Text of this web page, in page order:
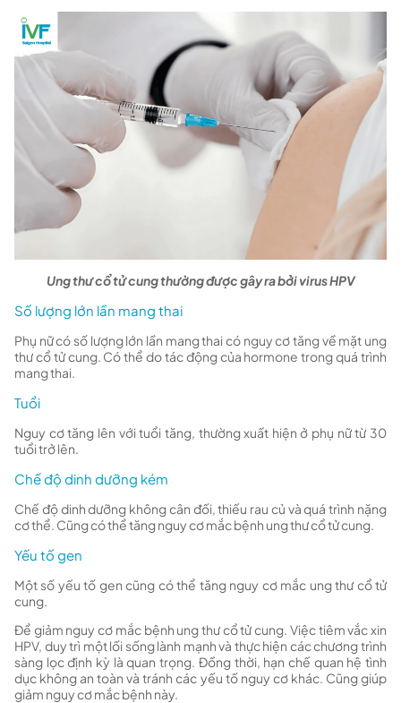
Ung thư cổ tử cung thường được gây ra bởi virus HPV
Số lượng lớn lần mang thai
Phụ nữ có số lượng lớn lần mang thai có nguy cơ tăng về mặt ung
thư cổ tử cung. Có thể do tác động của hormone trong quá trình
mang thai.
Tuổi
Nguy cơ tăng lên với tuổi tăng, thường xuất hiện ở phụ nữ từ 30
tuổi trở lên.
Chế độ dinh dưỡng kém
Chế độ dinh dưỡng không cân đối, thiếu rau củ và quá trình nặng
cơ thể. Cũng có thể tăng nguy cơ mắc bệnh ung thư cổ tử cung.
Yếu tố gen
Một số yếu tố gen cũng có thể tăng nguy cơ mắc ung thư cổ tử
cung.
Để giảm nguy cơ mắc bệnh ung thư cổ tử cung. Việc tiêm vắc xin
HPV, duy trì một lối sống lành mạnh và thực hiện các chương trình
sàng lọc định kỳ là quan trọng. Đồng thời, hạn chế quan hệ tình
dục không an toàn và tránh các yếu tố nguy cơ khác. Cũng giúp
giảm nguy cơ mắc bệnh này.